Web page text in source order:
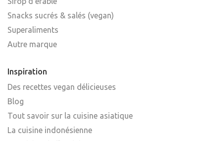
Snacks sucrés & salés (vegan)
Superaliments
Autre marque
Inspiration
Des recettes vegan délicieuses
Blog
Tout savoir sur la cuisine asiatique
La cuisine indonésienne